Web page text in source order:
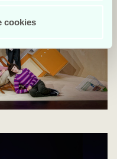
om din placering, der
på en scanning af
tilpasse vores indhold
vores partnere inden
cookies